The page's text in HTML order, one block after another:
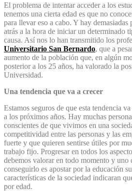
El problema de intentar acceder a los
tenemos una cierta edad es que no
para llevar eso a cabo. Y hay demasiadas
atrás a la hora de iniciar un determinado
causa. Así nos lo han transmitido los
Universitario San Bernardo, que a
aumento de la población que, en algún
posterior a los 25 años, ha valorado la
Universidad.
Una tendencia que va a crecer
Estamos seguros de que esta tendencia
a los próximos años. Hay muchas
conscientes de que vivimos en una
competitividad entre las personas y las
fuerte y que quieren sentirse útiles por
trabajo fijo. Progresar en todos los
debemos valorar en todo momento y uno
conseguirlo es apostar por la educación
características de la sociedad indicaran
por edad.